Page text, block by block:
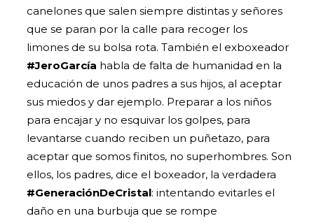
canelones que salen siempre distintas y señores
que se paran por la calle para recoger los
limones de su bolsa rota. También el exboxeador
#JeroGarcía habla de falta de humanidad en la
educación de unos padres a sus hijos, al aceptar
sus miedos y dar ejemplo. Preparar a los niños
para encajar y no esquivar los golpes, para
levantarse cuando reciben un puñetazo, para
aceptar que somos finitos, no superhombres. Son
ellos, los padres, dice el boxeador, la verdadera
#GeneraciónDeCristal: intentando evitarles el
daño en una burbuja que se rompe